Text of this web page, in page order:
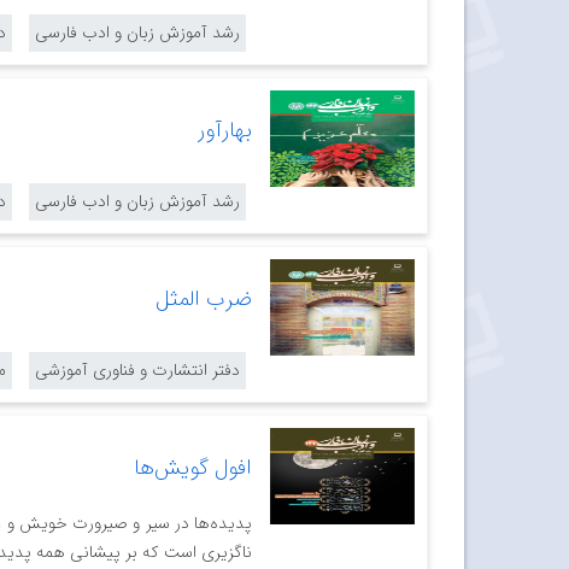
رشد آموزش زبان و ادب فارسی
بهارآور
رشد آموزش زبان و ادب فارسی
ضرب‌ المثل
دفتر انتشارت و فناوری آموزشی
افول گویش‌ها
پدیده‌ها در سیر و صیرورت خویش و
ناگزیری است که بر پیشانی همه